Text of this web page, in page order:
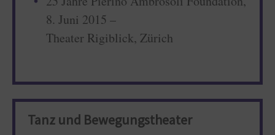
8. Juni 2015 –
Theater Rigiblick, Zürich
Tanz und Bewegungstheater